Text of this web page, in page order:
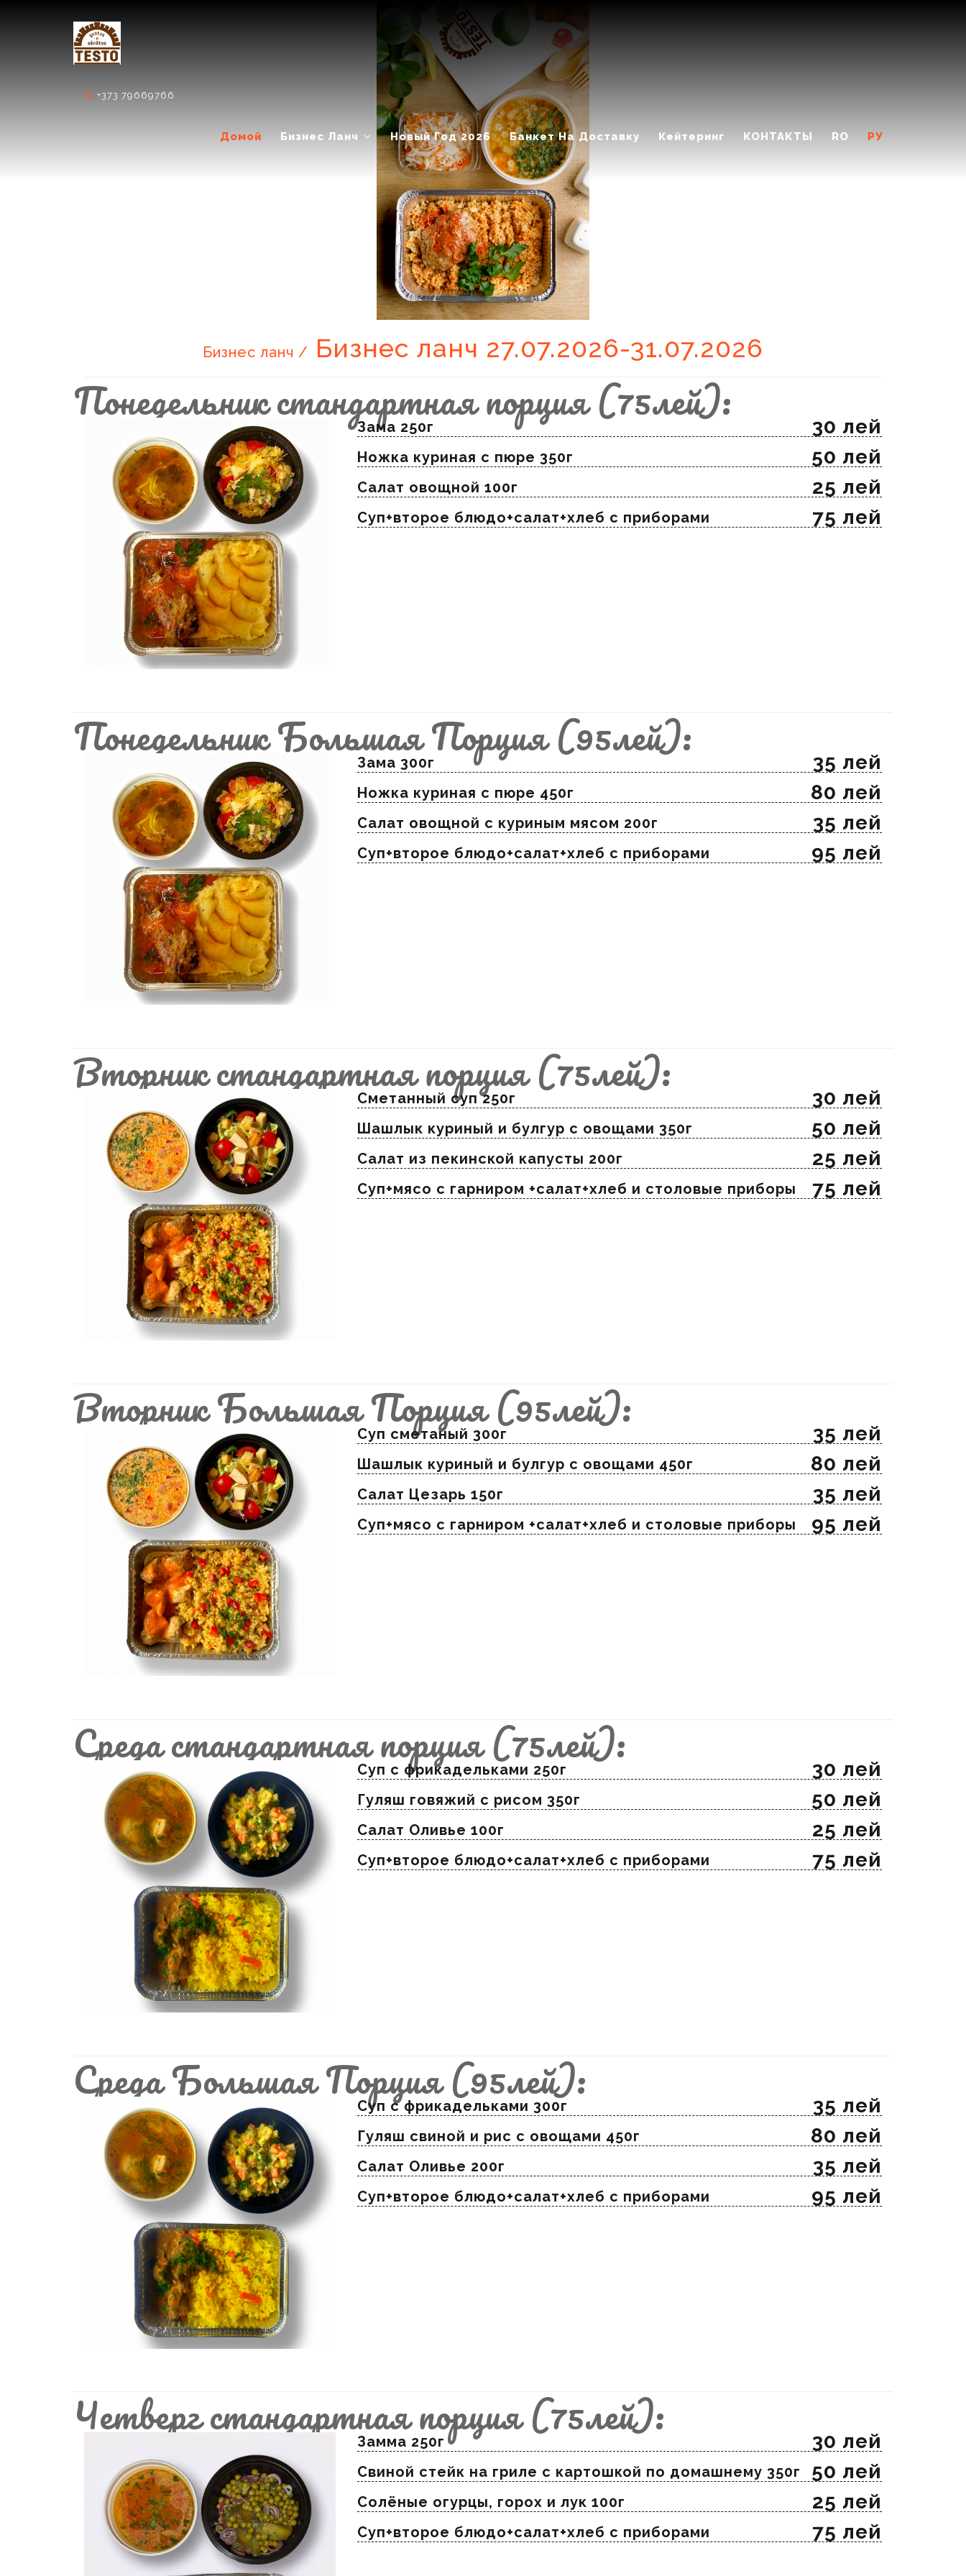
+373 79669766
Домой Бизнес Ланч Новый Год 2026 Банкет На Доставку Кейтеринг КОНТАКТЫ RO РУ
Бизнес ланч / Бизнес ланч 27.07.2026-31.07.2026
Понедельник стандартная порция (75лей):
Зама 250г 30 лей
Ножка куриная с пюре 350г 50 лей
Салат овощной 100г 25 лей
Суп+второе блюдо+салат+хлеб с приборами 75 лей
Понедельник Большая Порция (95лей):
Зама 300г 35 лей
Ножка куриная с пюре 450г 80 лей
Салат овощной с куриным мясом 200г 35 лей
Суп+второе блюдо+салат+хлеб с приборами 95 лей
Вторник стандартная порция (75лей):
Сметанный суп 250г 30 лей
Шашлык куриный и булгур с овощами 350г 50 лей
Салат из пекинской капусты 200г 25 лей
Суп+мясо с гарниром +салат+хлеб и столовые приборы 75 лей
Вторник Большая Порция (95лей):
Суп сметаный 300г 35 лей
Шашлык куриный и булгур с овощами 450г 80 лей
Салат Цезарь 150г 35 лей
Суп+мясо с гарниром +салат+хлеб и столовые приборы 95 лей
Среда стандартная порция (75лей):
Суп с фрикадельками 250г 30 лей
Гуляш говяжий с рисом 350г 50 лей
Салат Оливье 100г 25 лей
Суп+второе блюдо+салат+хлеб с приборами 75 лей
Среда Большая Порция (95лей):
Суп с фрикадельками 300г 35 лей
Гуляш свиной и риc с овощами 450г 80 лей
Салат Оливье 200г 35 лей
Суп+второе блюдо+салат+хлеб с приборами 95 лей
Четверг стандартная порция (75лей):
Замма 250г 30 лей
Свиной стейк на гриле с картошкой по домашнему 350г 50 лей
Солёные огурцы, горох и лук 100г 25 лей
Суп+второе блюдо+салат+хлеб с приборами 75 лей